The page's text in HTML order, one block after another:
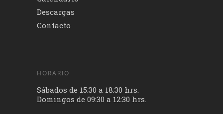
Descargas
Contacto
HORARIO
Sábados de 15:30 a 18:30 hrs.
Domingos de 09:30 a 12:30 hrs.